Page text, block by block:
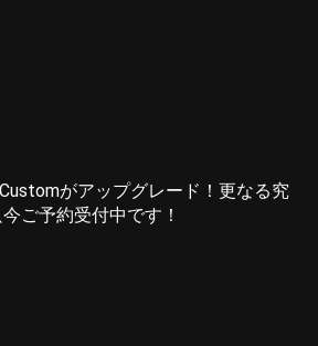
がアップグレード！更なる究
ご予約受付中です！